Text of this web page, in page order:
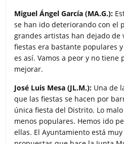
Miguel Ángel García (MA.G.):
se han ido deteriorando con el
grandes artistas han dejado de
fiestas era bastante populares
es así. Vamos a peor y no tiene
mejorar.
José Luis Mesa (JL.M.): Una de
que las fiestas se hacen por
única fiesta del Distrito. Lo
menos populares. Hemos ido
ellas. El Ayuntamiento está